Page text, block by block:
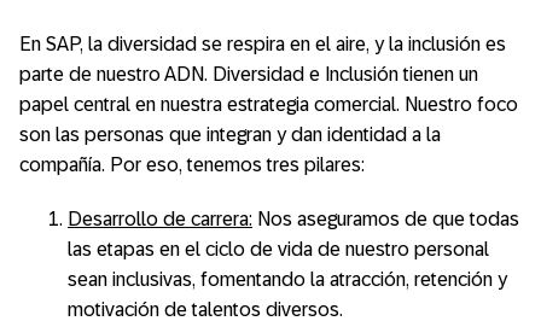
En SAP, la diversidad se respira en el aire, y la inclusión es
parte de nuestro ADN. Diversidad e Inclusión tienen un
papel central en nuestra estrategia comercial. Nuestro foco
son las personas que integran y dan identidad a la
compañía. Por eso, tenemos tres pilares:
Desarrollo de carrera: Nos aseguramos de que todas
las etapas en el ciclo de vida de nuestro personal
sean inclusivas, fomentando la atracción, retención y
motivación de talentos diversos.